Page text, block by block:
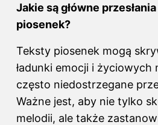
Jakie są główne
piosenek?
Teksty piosenek mogą
ładunki emocji i życiowych
często niedostrzegane
Ważne jest, aby nie tylko
melodii, ale także